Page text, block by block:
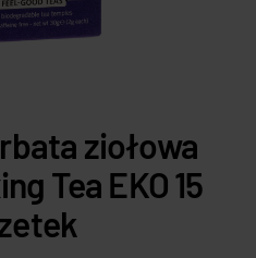
ziołowa
Tea EKO 15